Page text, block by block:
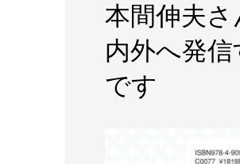
本間伸夫
内外へ発
です